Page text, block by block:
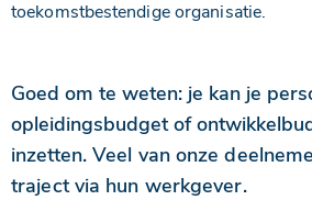
toekomstbestendige organisatie.
Goed om te weten: je kan je
opleidingsbudget of
inzetten. Veel van onze
traject via hun werkgever.